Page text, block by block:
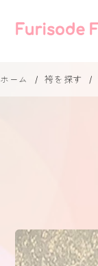
ホーム 袴を探す